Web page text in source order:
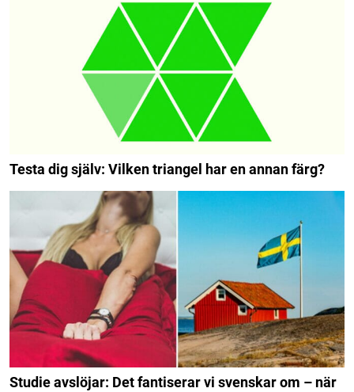
Testa dig själv: Vilken triangel har en annan färg?
Studie avslöjar: Det fantiserar vi svenskar om – när